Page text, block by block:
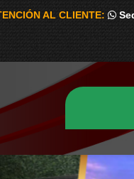
AL CLIENTE: